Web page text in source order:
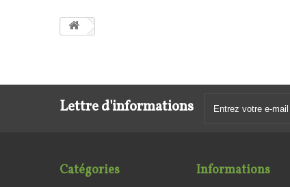
Lettre d'informations
Catégories Informations